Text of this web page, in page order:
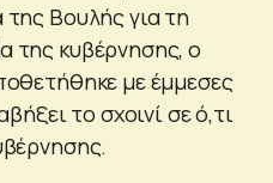
Βουλής για τη
της κυβέρνησης, ο
με έμμεσες
το σχοινί σε ό,τι